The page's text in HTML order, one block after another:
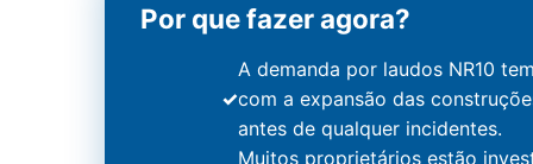
Por que fazer agora?
A demanda por laudos NR10
com a expansão das
antes de qualquer incidentes.
Muitos proprietários estão